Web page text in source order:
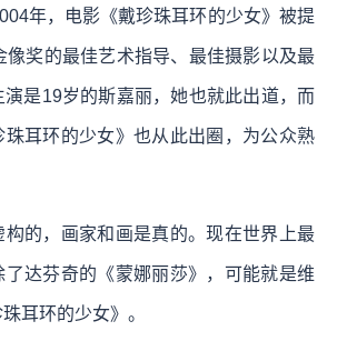
年，电影《戴珍珠耳环的少女》被提
像奖的最佳艺术指导、最佳摄影以及最
是19岁的斯嘉丽，她也就此出道，而
珠耳环的少女》也从此出圈，为公众熟
构的，画家和画是真的。现在世界上最
达芬奇的《蒙娜丽莎》，可能就是维
耳环的少女》。